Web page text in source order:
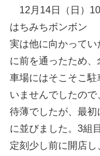
12月14日（日）
はちみちボンボン
実は他に向かってい
に前を通ったため
車場にはそこそこ
いませんでしたの
待薄でしたが、最初
に並びました。3組
定刻少し前に開店